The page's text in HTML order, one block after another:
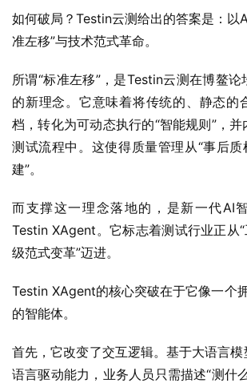
如何破局？Testin云测给出的答案是：以
准左移”与技术范式革命。
所谓“标准左移”，是Testin云测在博鳌
的新理念。它意味着将传统的、静态的
档，转化为可动态执行的“智能规则”，
测试流程中。这使得质量管理从“事后质
建”。
而支撑这一理念落地的，是新一代
Testin XAgent。它标志着测试行业正从“
级范式变革”迈进。
Testin XAgent的核心突破在于它像一个
的智能体。
首先，它改变了交互逻辑。基于大语言
语言驱动能力，业务人员只需描述“测什